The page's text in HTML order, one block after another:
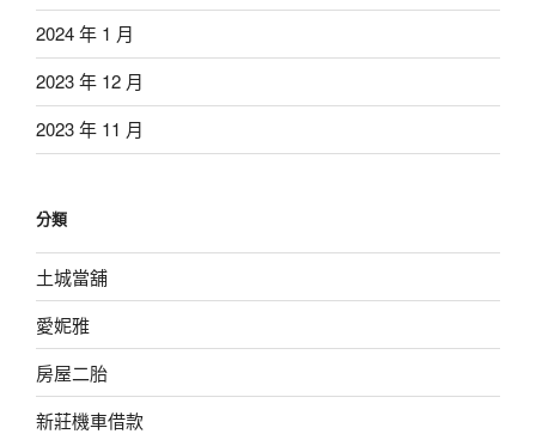
2024 年 1 月
2023 年 12 月
2023 年 11 月
分類
土城當舖
愛妮雅
房屋二胎
新莊機車借款